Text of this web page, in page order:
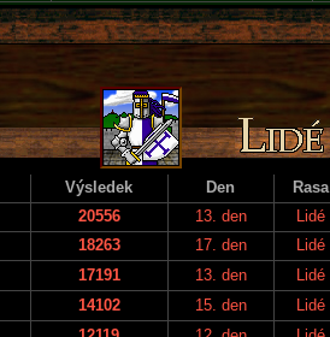
Výsledek Den Rasa
20556 13. den Lidé
18263 17. den Lidé
17191 13. den Lidé
14102 15. den Lidé